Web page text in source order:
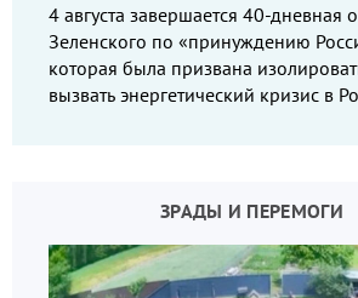
4 августа завершается 40-дневная
Зеленского по «принуждению
которая была призвана
вызвать энергетический кризис в
ЗРАДЫ И ПЕРЕМОГИ